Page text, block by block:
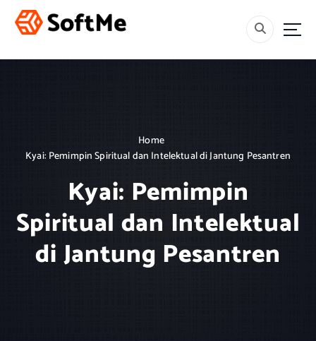
Home
Kyai: Pemimpin Spiritual dan Intelektual di Jantung Pesantren
Kyai: Pemimpin
Spiritual dan Intelektual
di Jantung Pesantren